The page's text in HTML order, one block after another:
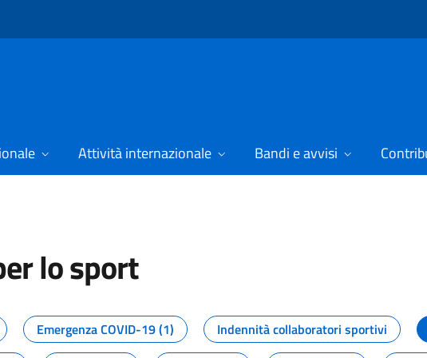
Attività internazionale Bandi e avvisi
lo sport
dal Dipartimento per lo sport
Emergenza COVID-19 (1) Indennità collaboratori sportivi